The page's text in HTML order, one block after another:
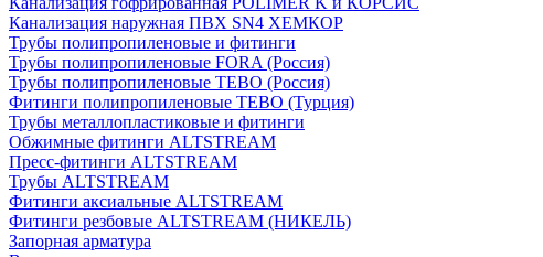
Канализация наружная ПВХ SN4 ХЕМКОР
Трубы полипропиленовые и фитинги
Трубы полипропиленовые FORA (Россия)
Трубы полипропиленовые TEBO (Россия)
Фитинги полипропиленовые TEBO (Турция)
Трубы металлопластиковые и фитинги
Обжимные фитинги ALTSTREAM
Пресс-фитинги ALTSTREAM
Трубы ALTSTREAM
Фитинги аксиальные ALTSTREAM
Фитинги резбовые ALTSTREAM (НИКЕЛЬ)
Запорная арматура